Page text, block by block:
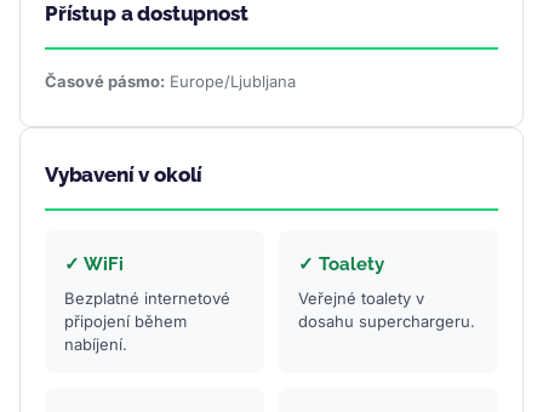
Přístup a dostupnost
Časové pásmo: Europe/Ljubljana
Vybavení v okolí
✓ WiFi
Bezplatné internetové
připojení během
nabíjení.
✓ Toalety
Veřejné toalety v
dosahu superchargeru.